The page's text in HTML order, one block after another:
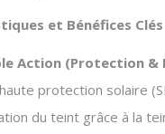
et Bénéfices Clés
Action (Protection &
protection solaire
du teint grâce à la